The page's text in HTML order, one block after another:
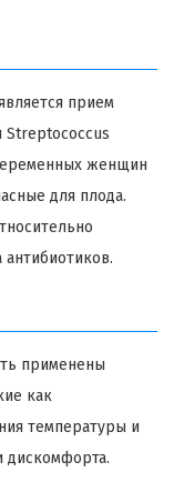
прием
Streptococcus
женщин
для плода.
применены
как
температуры и